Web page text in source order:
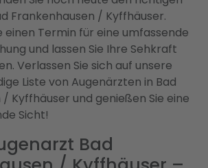
Frankenhausen / Kyffhäuser.
einen Termin für eine umfassende
und lassen Sie Ihre Sehkraft
Verlassen Sie sich auf unsere
Liste von Augenärzten in Bad
Kyffhäuser und genießen Sie eine
Sicht!
Bad